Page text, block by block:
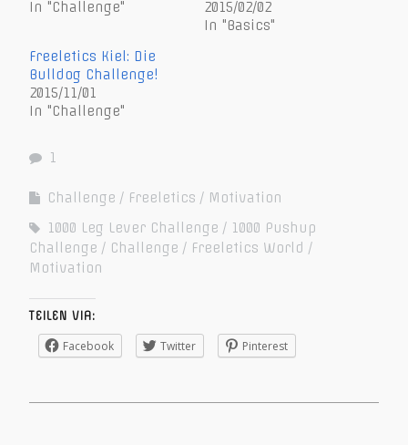
In "Challenge"
2015/02/02
In "Basics"
Freeletics Kiel: Die
Bulldog Challenge!
2015/11/01
In "Challenge"
1
Challenge Freeletics
Motivation
1000 Leg Lever Challenge
1000 Pushup
Challenge
Challenge
Freeletics World
Motivation
TEILEN VIA:
Facebook Twitter Pinterest